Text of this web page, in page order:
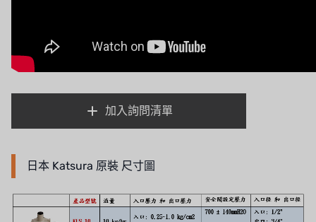
SAGINOMIYA
AZBIL (YAMATAKE)
TROCHOID
加入詢問清單
日本 Katsura 原裝 尺寸圖